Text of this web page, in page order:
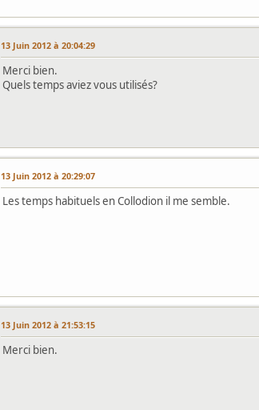
13 Juin 2012 à 20:04:29
Merci bien.
Quels temps aviez vous utilisés?
13 Juin 2012 à 20:29:07
Les temps habituels en Collodion il me semble.
13 Juin 2012 à 21:53:15
Merci bien.